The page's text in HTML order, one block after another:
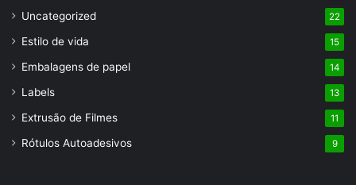
Uncategorized 22
Estilo de vida 15
Embalagens de papel 14
Labels 13
Extrusão de Filmes 11
Rótulos Autoadesivos 9